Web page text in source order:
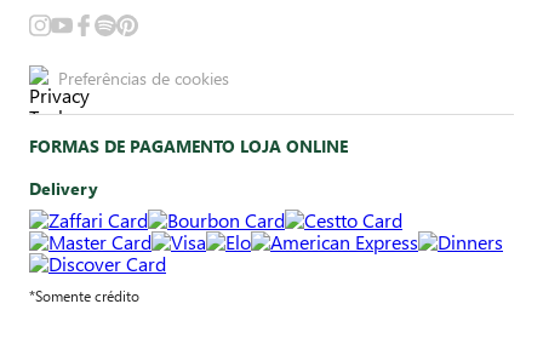
Preferências de cookies
FORMAS DE PAGAMENTO LOJA ONLINE
Delivery
*Somente crédito